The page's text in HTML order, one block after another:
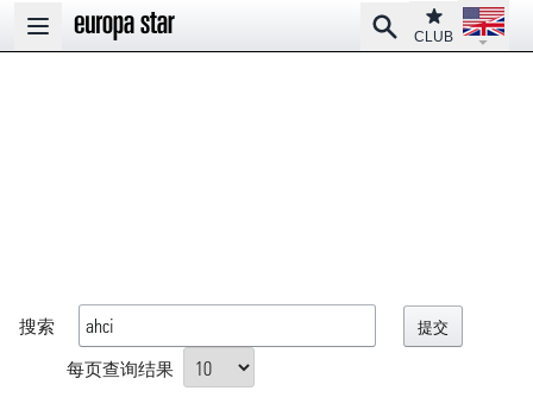
Open main menu
SearchClub
CLUB
Open
搜索
每页查询结果